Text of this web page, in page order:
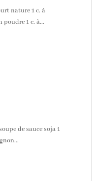
nature 1 c. à
poudre 1 c. à...
de sauce soja 1